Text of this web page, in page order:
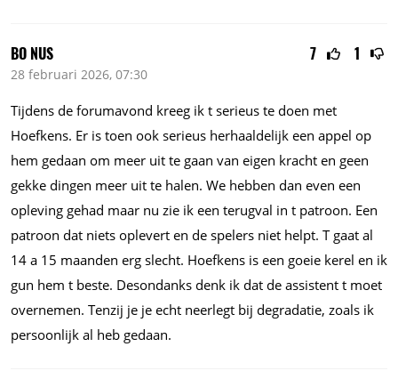
7 1
BO NUS
28 februari 2026, 07:30
Tijdens de forumavond kreeg ik t serieus te doen met
Hoefkens. Er is toen ook serieus herhaaldelijk een appel op
hem gedaan om meer uit te gaan van eigen kracht en geen
gekke dingen meer uit te halen. We hebben dan even een
opleving gehad maar nu zie ik een terugval in t patroon. Een
patroon dat niets oplevert en de spelers niet helpt. T gaat al
14 a 15 maanden erg slecht. Hoefkens is een goeie kerel en ik
gun hem t beste. Desondanks denk ik dat de assistent t moet
overnemen. Tenzij je je echt neerlegt bij degradatie, zoals ik
persoonlijk al heb gedaan.